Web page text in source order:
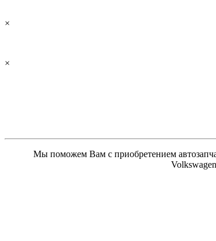
×
×
Мы поможем Вам с приобретением